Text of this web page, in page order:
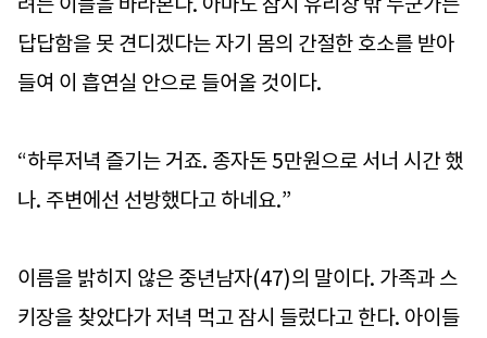
답답함을 못 견디겠다는 자기 몸의 간절한 호소를 받아
들여 이 흡연실 안으로 들어올 것이다.
“하루저녁 즐기는 거죠. 종자돈 5만원으로 서너 시간 했
나. 주변에선 선방했다고 하네요.”
이름을 밝히지 않은 중년남자(47)의 말이다. 가족과 스
키장을 찾았다가 저녁 먹고 잠시 들렀다고 한다. 아이들